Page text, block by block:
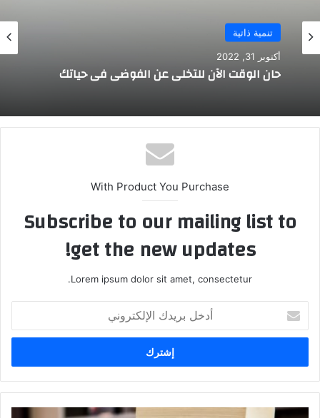
تنمية ذاتية
أكتوبر 31, 2022
حان الوقت الآن للتخلي عن الفوضى في حياتك
With Product You Purchase
Subscribe to our mailing list to
get the new updates!
Lorem ipsum dolor sit amet, consectetur.
بريدك
الإلكتروني